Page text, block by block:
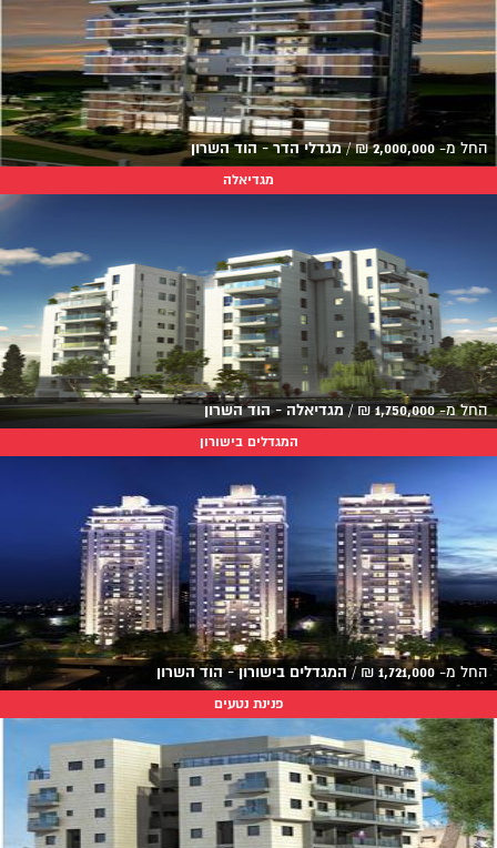
החל מ- 2,000,000
₪
/מגדלי הדר - הוד השרון
מגדיאלה
החל מ-1,750,000
₪
/ מגדיאלה - הוד השרון
המגדלים בישורון
החל מ- 1,721,000
₪
/ המגדלים בישורון - הוד השרון
פנינת נטעים